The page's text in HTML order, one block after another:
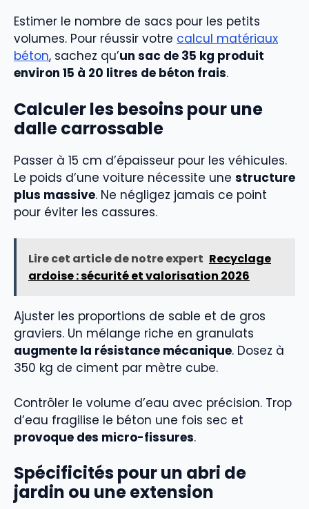
Estimer le nombre de sacs pour les petits
volumes. Pour réussir votre calcul matériaux
béton, sachez qu’un sac de 35 kg produit
environ 15 à 20 litres de béton frais.
Calculer les besoins pour une
dalle carrossable
Passer à 15 cm d’épaisseur pour les véhicules.
Le poids d’une voiture nécessite une structure
plus massive. Ne négligez jamais ce point
pour éviter les cassures.
Lire cet article de notre expert Recyclage
ardoise : sécurité et valorisation 2026
Ajuster les proportions de sable et de gros
graviers. Un mélange riche en granulats
augmente la résistance mécanique. Dosez à
350 kg de ciment par mètre cube.
Contrôler le volume d’eau avec précision. Trop
d’eau fragilise le béton une fois sec et
provoque des micro-fissures.
Spécificités pour un abri de
jardin ou une extension